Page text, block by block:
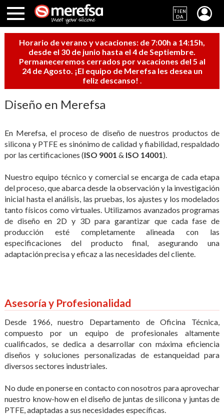
TIEN
DA
Horario de verano y vacaciones: de 7:00h a 14:15h,
desde el 30 de junio hasta el 4 de Septiembre.
Permaneceremos cerrados por vacaciones del 5 al
24 de Agosto. ¡El equipo de Merefsa les desea un
feliz descanso!
Diseño en Merefsa
En Merefsa, el proceso de diseño de nuestros productos de
silicona y PTFE es sinónimo de calidad y fiabilidad, respaldado
por las certificaciones (ISO 9001 & ISO 14001).
Nuestro equipo técnico y comercial se encarga de cada etapa
del proceso, que abarca desde la observación y la investigación
inicial hasta el análisis, las pruebas, los ajustes y los modelados
tanto físicos como virtuales. Utilizamos avanzados programas
de diseño en 2D y 3D para garantizar que cada fase de
producción esté completamente alineada con las
especificaciones del producto final, asegurando una
adaptación precisa y eficaz a las necesidades del cliente.
Asesoría y Profesionalidad
Desde 1966, nuestro Departamento de Oficina Técnica,
compuesto por un equipo de profesionales altamente
cualificados, se dedica a desarrollar con máxima eficiencia
diseños y soluciones personalizadas de estanqueidad para
diversos sectores industriales.
No dude en ponerse en contacto con nosotros para aprovechar
nuestro know-how en el diseño de juntas de silicona y juntas de
PTFE, adaptadas a sus necesidades específicas.